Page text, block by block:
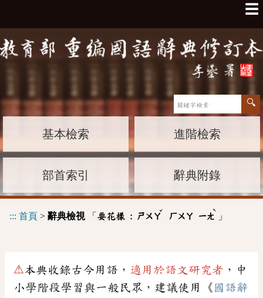
☰
基本檢索 進階檢索
部首索引 辭典附錄
::: 首頁 > 辭典檢視「 耍花樣 : ㄕㄨㄚ
ˇ
ㄏㄨㄚ ㄧㄤ
ˋ
」
⚠本典收錄古今用語， 適用於語文研究者 ，中
小學階段學習與一般民眾，建議使用《 國語辭